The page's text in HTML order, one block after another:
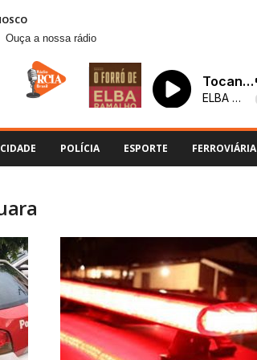
Ouça a nossa rádio
CIDADE POLÍCIA ESPORTE FERROVIÁRIA